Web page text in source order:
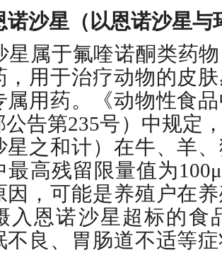
诺沙星（以恩诺沙星与
星属于氟喹诺酮类药
，用于治疗动物的皮
属用药。《动物性食
公告第235号）中规定
星之和计）在牛、羊
最高残留限量值为
因，可能是养殖户在
入恩诺沙星超标的食
不良、胃肠道不适等